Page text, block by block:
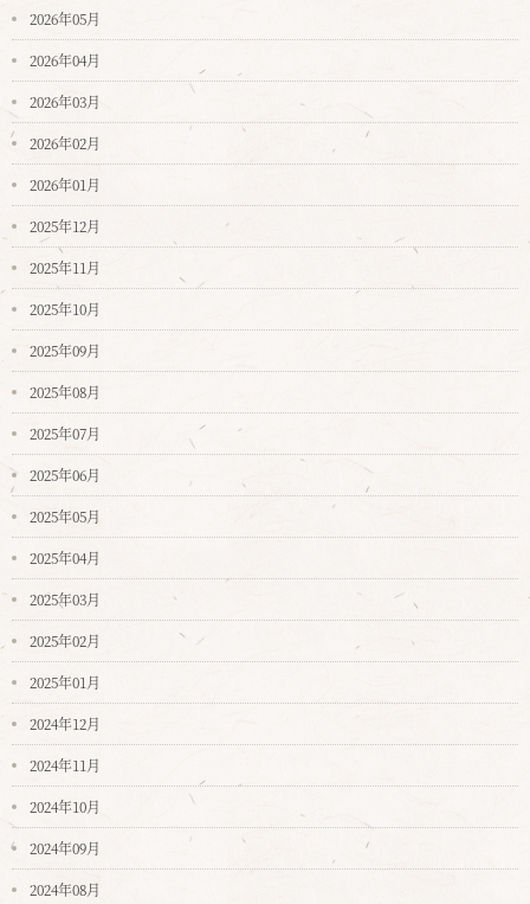
2026年05月
2026年04月
2026年03月
2026年02月
2026年01月
2025年12月
2025年11月
2025年10月
2025年09月
2025年08月
2025年07月
2025年06月
2025年05月
2025年04月
2025年03月
2025年02月
2025年01月
2024年12月
2024年11月
2024年10月
2024年09月
2024年08月